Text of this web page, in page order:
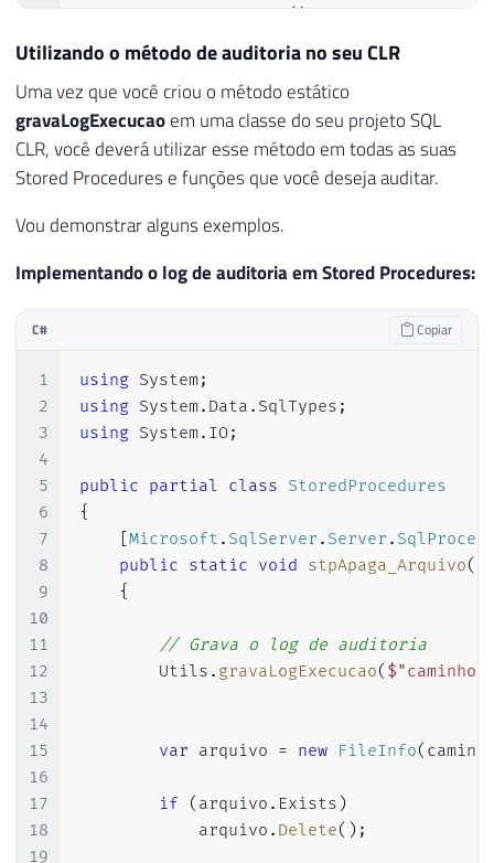
21
22
23
24
25
26
27
29
31
32
33
35
36
37
38
39
40
41
42
43
44
45
46
47
48
49
50
51
52
            conn
.Open();
using ( var cmd = conn
{
                cmd
.CommandText =
{
                    dr
.Read();
                    nomeServidor
= dr[
                    dadosUsuarios
                    dadosUsuarios
                    dadosUsuarios
}
var partes = nomeServidor
if
string .Equals(partes
}
Utilizando o método de auditoria no seu CLR
Uma vez que você criou o método estático
gravaLogExecucaoem uma classe do seu projeto SQL
CLR, você deverá utilizar esse método em todas as suas
Stored Procedures e funções que você deseja auditar.
Vou demonstrar alguns exemplos.
Implementando o log de auditoria em Stored Procedures:
C# Copiar
1
2
3
4
5
6
7
8
9
10
11
12
13
14
15
16
17
18
19
using System;
using System. Data . SqlTypes ;
using System. IO;
public partial class StoredProcedures
{
[Microsoft . SqlServer . Server .
public static void stpApaga_Arquivo(
{
// Grava o log de auditoria
        Utils
. gravaLogExecucao(
var arquivo = new FileInfo(
if ( arquivo . Exists )
            arquivo
. Delete( ) ;